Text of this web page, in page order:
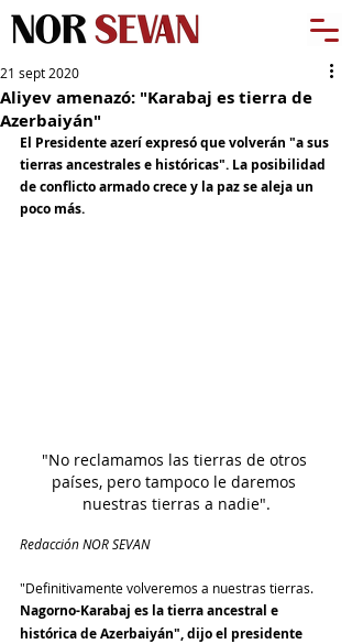
Aliyev amenazó: "Karabaj es tierra de
Azerbaiyán"
21 sept 2020
El Presidente azerí expresó que volverán "a sus
tierras ancestrales e históricas". La posibilidad
de conflicto armado crece y la paz se aleja un
poco más.
"No reclamamos las tierras de otros
países, pero tampoco le daremos
nuestras tierras a nadie".
Redacción NOR SEVAN
"Definitivamente volveremos a nuestras tierras.
Nagorno-Karabaj es la tierra ancestral e
histórica de Azerbaiyán", dijo el presidente